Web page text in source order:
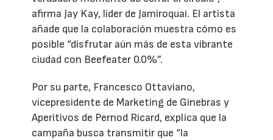
afirma Jay Kay, líder de Jamiroquai. El artista
añade que la colaboración muestra cómo es
posible “disfrutar aún más de esta vibrante
ciudad con Beefeater 0.0%”.
Por su parte, Francesco Ottaviano,
vicepresidente de Marketing de Ginebras y
Aperitivos de Pernod Ricard, explica que la
campaña busca transmitir que “la